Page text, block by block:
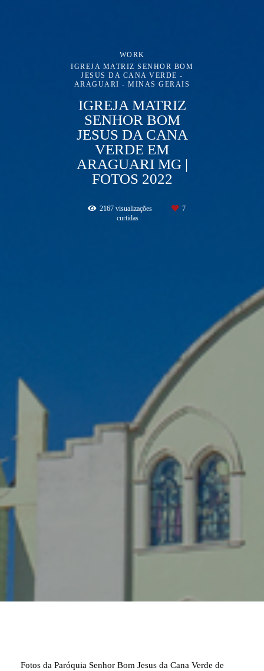
WORK
IGREJA MATRIZ SENHOR BOM
JESUS DA CANA VERDE -
ARAGUARI - MINAS GERAIS
IGREJA MATRIZ
SENHOR BOM
JESUS DA CANA
VERDE EM
ARAGUARI MG |
FOTOS 2022
2167visualizações
7
curtidas
Fotos da Paróquia Senhor Bom Jesus da Cana Verde de